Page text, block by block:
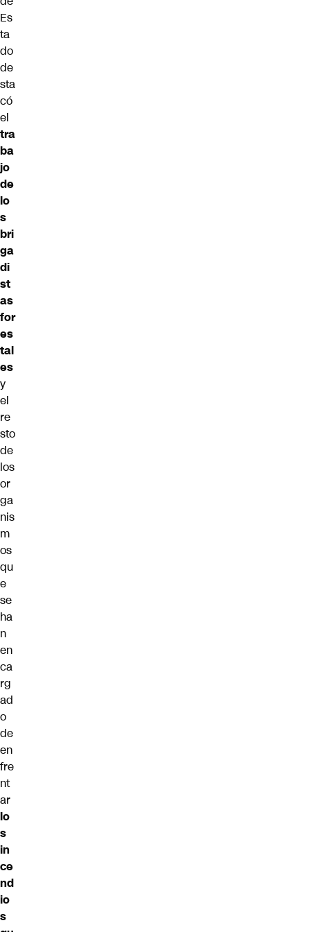
Es
ta
do
de
sta
có
el
tra
ba
jo
de
lo
s
bri
ga
di
st
as
for
es
tal
es
y
el
re
sto
de
los
or
ga
nis
m
os
qu
e
se
ha
n
en
ca
rg
ad
o
de
en
fre
nt
ar
lo
s
in
ce
nd
io
s